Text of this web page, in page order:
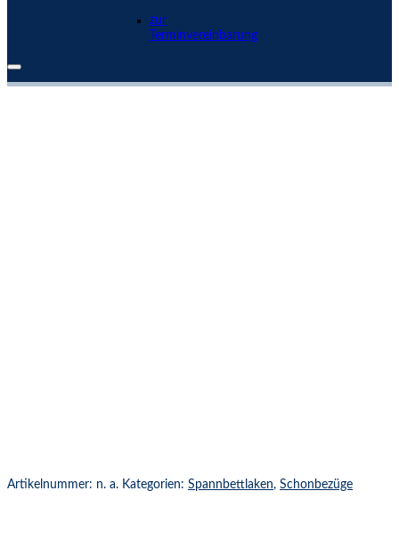
zur
Terminvereinbarung
Artikelnummer: n. a. Kategorien: Spannbettlaken, Schonbezüge